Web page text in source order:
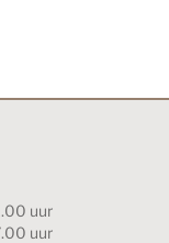
uur
uur